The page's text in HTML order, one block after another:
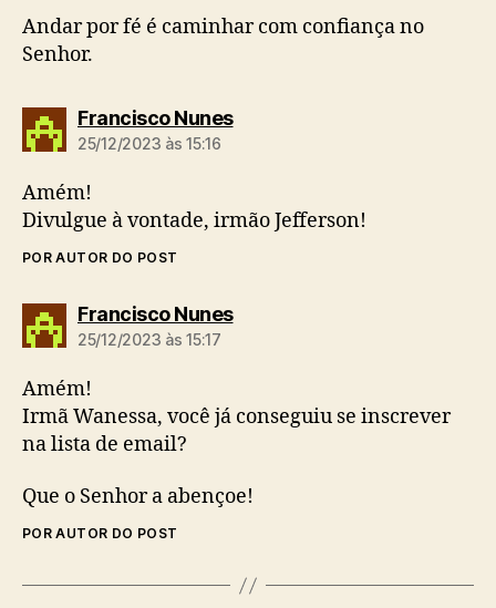
Andar por fé é caminhar com confiança no
Senhor.
Francisco Nunesd
25/12/2023 às 15:16
Amém!
Divulgue à vontade, irmão Jefferson!
POR AUTOR DO POST
Francisco Nunesd
25/12/2023 às 15:17
Amém!
Irmã Wanessa, você já conseguiu se inscrever
na lista de email?
Que o Senhor a abençoe!
POR AUTOR DO POST